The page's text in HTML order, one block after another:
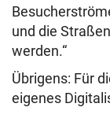
und die
werden.“
Übrigens: Für
eigenes